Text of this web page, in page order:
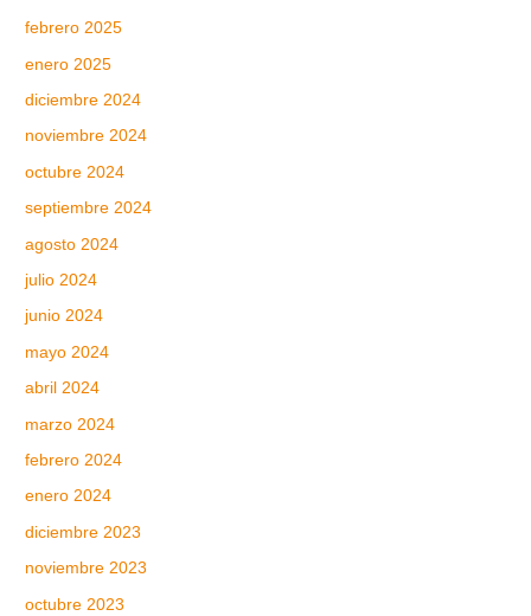
febrero 2025
enero 2025
diciembre 2024
noviembre 2024
octubre 2024
septiembre 2024
agosto 2024
julio 2024
junio 2024
mayo 2024
abril 2024
marzo 2024
febrero 2024
enero 2024
diciembre 2023
noviembre 2023
octubre 2023